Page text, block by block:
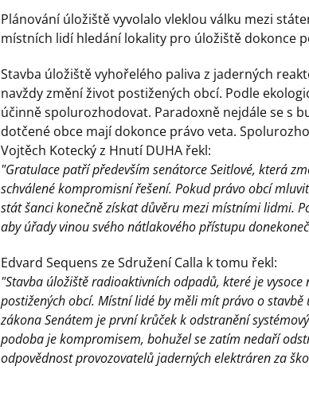
Plánování úložiště vyvolalo vleklou válku mezi
místních lidí hledání lokality pro úložiště dokonce
Stavba úložiště vyhořelého paliva z jaderných
navždy změní život postižených obcí. Podle
účinně spolurozhodovat. Paradoxně nejdále se s
dotčené obce mají dokonce právo veta.
Vojtěch Kotecký z Hnutí DUHA řekl:
"Gratulace patří především senátorce Seitlové, která
schválené kompromisní řešení. Pokud právo obcí
stát šanci konečně získat důvěru mezi místními lidmi.
aby úřady vinou svého nátlakového přístupu
Edvard Sequens ze Sdružení Calla k tomu řekl:
"Stavba úložiště radioaktivních odpadů, které je
postižených obcí. Místní lidé by měli mít právo o
zákona Senátem je první krůček k odstranění
podoba je kompromisem, bohužel se zatím nedaří
odpovědnost provozovatelů jaderných elektráren za